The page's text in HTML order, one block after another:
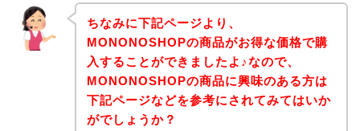
ちなみに下記ページより、
MONONOSHOPの商品がお得な価格で購
入することができましたよ♪なので、
MONONOSHOPの商品に興味のある方は
下記ページなどを参考にされてみてはいか
がでしょうか？